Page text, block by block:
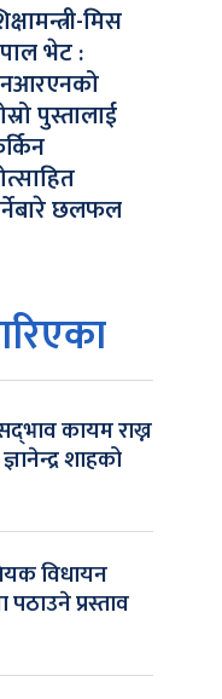
मिस
भेट :
पुस्तालाई
छलफल
कायम राख्न
शाहको
विधायन
पठाउने प्रस्ताव